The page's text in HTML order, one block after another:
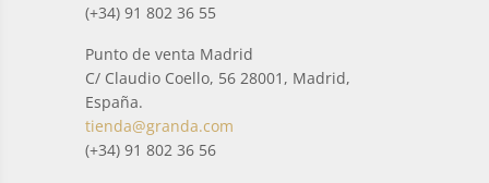
(+34) 91 802 36 55
Punto de venta Madrid
C/ Claudio Coello, 56 28001, Madrid,
España.
tienda@granda.com
(+34) 91 802 36 56